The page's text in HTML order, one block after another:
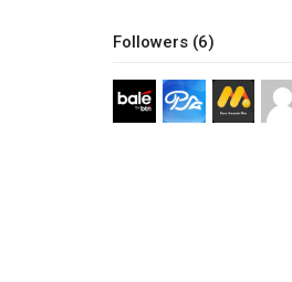
Followers (6)